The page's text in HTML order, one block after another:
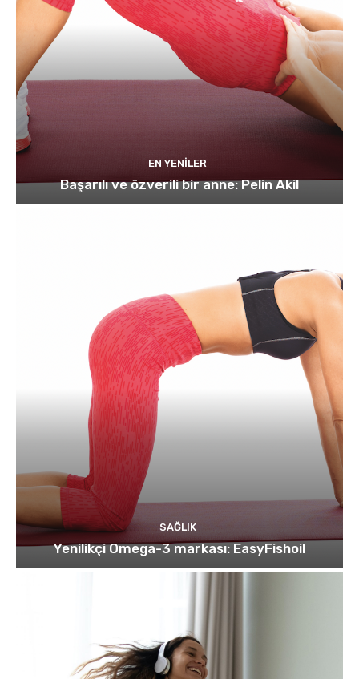
EN YENILER
Başarılı ve özverili bir anne: Pelin Akil
SAĞLIK
Yenilikçi Omega-3 markası: EasyFishoil